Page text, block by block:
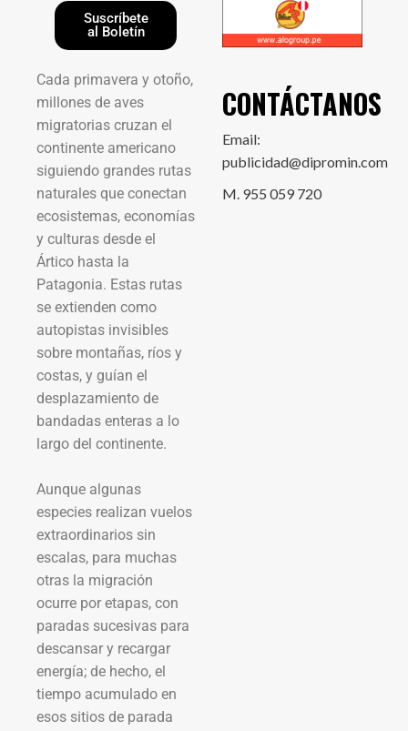
Suscríbete
al Boletín
Cada primavera y otoño,
millones de aves
migratorias cruzan el
continente americano
siguiendo grandes rutas
naturales que conectan
ecosistemas, economías
y culturas desde el
Ártico hasta la
Patagonia. Estas rutas
se extienden como
autopistas invisibles
sobre montañas, ríos y
costas, y guían el
desplazamiento de
bandadas enteras a lo
largo del continente.
Aunque algunas
especies realizan vuelos
extraordinarios sin
escalas, para muchas
otras la migración
ocurre por etapas, con
paradas sucesivas para
descansar y recargar
energía; de hecho, el
tiempo acumulado en
esos sitios de parada
CONTÁCTANOS
Email:
publicidad@dipromin.com
M. 955 059 720